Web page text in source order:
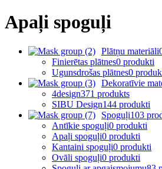
Apaļi spoguļi
Plātņu materiāli
Finierētas plātnes0 produkti
Ugunsdrošas plātnes0
Dekoratīvie
4design371 produkts
SIBU Design144 produkti
Spoguļi103
Antīkie spoguļi0 produkti
Apaļi spoguļi0 produkti
Kantaini spoguļi0 produkti
Ovāli spoguļi0 produkti